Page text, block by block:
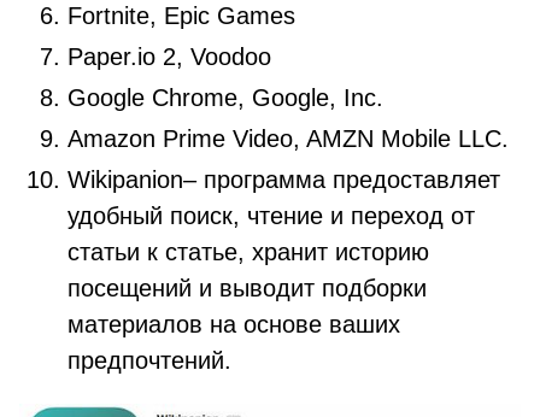
Fortnite, Epic Games
Paper.io 2, Voodoo
Google Chrome, Google, Inc.
Amazon Prime Video, AMZN Mobile LLC.
Wikipanion– программа предоставляет
удобный поиск, чтение и переход от
статьи к статье, хранит историю
посещений и выводит подборки
материалов на основе ваших
предпочтений.